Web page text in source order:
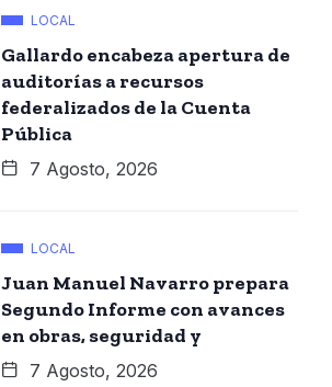
LOCAL
Gallardo encabeza apertura de
auditorías a recursos
federalizados de la Cuenta
Pública
7 Agosto, 2026
LOCAL
Juan Manuel Navarro prepara
Segundo Informe con avances
en obras, seguridad y
7 Agosto, 2026